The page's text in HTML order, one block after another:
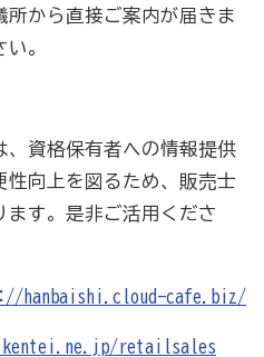
所から直接ご案内が届きま
。
、資格保有者への情報提供
性向上を図るため、販売士
す。是非ご活用くださ
hanbaishi.cloud-cafe.biz/
retailsales
済「がん」重点補償
リスクから皆様をお守りし
（情報漏えい保険）